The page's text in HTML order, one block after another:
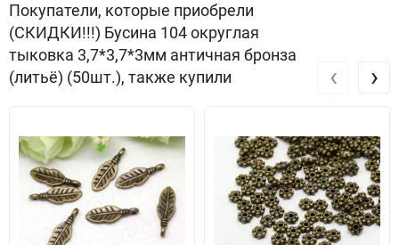
Покупатели, которые приобрели
(СКИДКИ!!!) Бусина 104 округлая
тыковка 3,7*3,7*3мм античная бронза
(литьё) (50шт.), также купили
‹ ›